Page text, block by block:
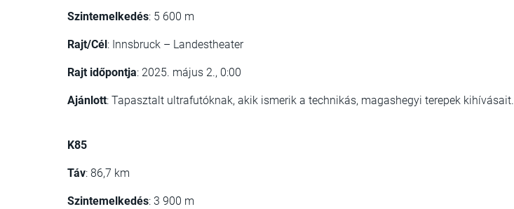
Szintemelkedés: 5 600 m
Rajt/Cél : Innsbruck – Landestheater​
Rajt időpontja: 2025. május 2., 0:00
Ajánlott: Tapasztalt ultrafutóknak, akik ismerik a technikás, magashegyi terepek kihívásait.​
K85
Táv: 86,7 km​
Szintemelkedés: 3 900 m​